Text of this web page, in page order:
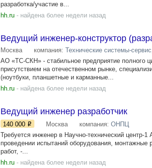
разработка/участие в...
hh.ru - найдена более недели назад
Ведущий инженер-конструктор
Москва компания: Технические системы-
АО «ТС-СКН» - стабильное предприятие полного
присутствием на отечественном рынке,
(ноутбуки, планшетные и карманные...
hh.ru - найдена более недели назад
Ведущий инженер разработчик
140 000 Москва компания: ОНПЦ
Требуется инженер в Научно-технический
проведении испытаний оборудования,
работ, -...
hh.ru - найдена более недели назад